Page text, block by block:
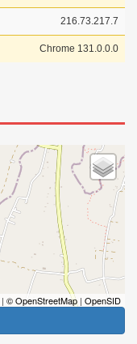
216.73.217.7
Chrome 131.0.0.0
| © OpenStreetMap | OpenSID